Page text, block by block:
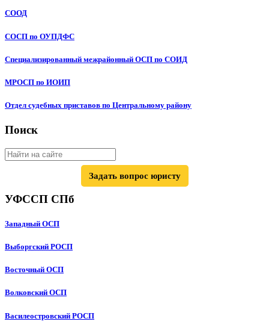
СООД
СОСП по ОУПДФС
Специализированный межрайонный ОСП по СОИД
МРОСП по ИОИП
Отдел судебных приставов по Центральному району
Поиск
Задать вопрос юристу
УФССП СПб
Западный ОСП
Выборгский РОСП
Восточный ОСП
Волковский ОСП
Василеостровский РОСП